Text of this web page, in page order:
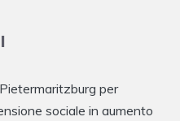
per
sociale in aumento